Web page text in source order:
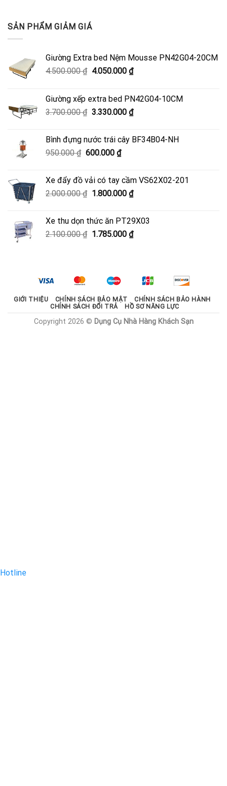
SẢN PHẨM GIẢM GIÁ
Giường Extra bed Nệm Mousse PN42G04-20CM
4.500.000₫ Giá
4.500.000 ₫.
4.050.000 ₫Giá
là:
4.050.000 ₫.
Giường xếp extra bed PN42G04-10CM
3.700.000₫ Giá
3.700.000 ₫.
3.330.000 ₫Giá
là:
Bình đựng nước trái cây BF34B04-NH
950.000₫ Giá
950.000 ₫.
600.000 ₫Giá
là:
600.000 ₫.
Xe đẩy đồ vải có tay cầm VS62X02-201
2.000.000₫ Giá
2.000.000 ₫.
1.800.000 ₫Giá
là:
1.800.000 ₫.
Xe thu dọn thức ăn PT29X03
2.100.000₫ Giá
1.785.000 ₫Giá
1.785.000 ₫.
GIỚI THIỆU CHÍNH SÁCH BẢO MẬT
CHÍNH SÁCH BẢO HÀNH
CHÍNH SÁCH ĐỔI TRẢ
HỒ SƠ NĂNG LỰC
Copyright 2026 © Dụng Cụ Nhà Hàng Khách Sạn
Hotline